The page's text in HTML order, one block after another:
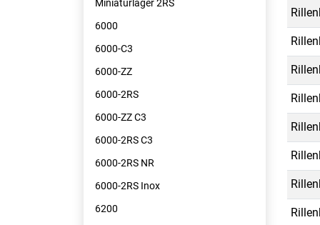
Miniaturlager 2RS
6000
6000-C3
6000-ZZ
6000-2RS
6000-ZZ C3
6000-2RS C3
6000-2RS NR
6000-2RS Inox
6200